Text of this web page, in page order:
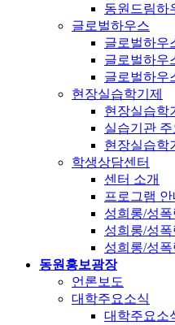
동원드림하
글로벌하우스
글로벌하우
글로벌하우
글로벌하우
현장실습학기제
현장실습학
실습기관
현장실습학
학생상담센터
센터 소개
프로그램 안
성희롱/성
성희롱/성
성희롱/성
동원홍보광장
언론보도
대학주요소식
대학주요소